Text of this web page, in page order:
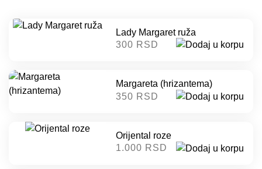
Lady Margaret ruža
300 RSD
Margareta (hrizantema)
350 RSD
Orijental roze
1.000 RSD